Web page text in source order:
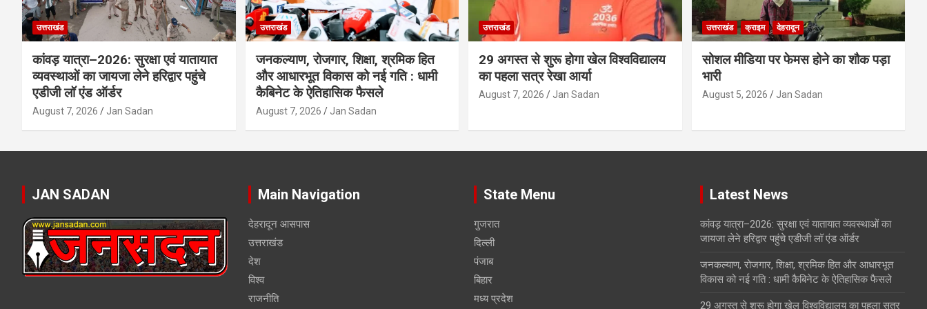
उत्तराखंड
कांवड़ यात्रा–2026: सुरक्षा एवं यातायात
व्यवस्थाओं का जायजा लेने हरिद्वार पहुंचे
एडीजी लॉ एंड ऑर्डर
August 7, 2026 Jan Sadan
उत्तराखंड
जनकल्याण, रोजगार, शिक्षा, श्रमिक हित
और आधारभूत विकास को नई गति : धामी
कैबिनेट के ऐतिहासिक फैसले
August 7, 2026 Jan Sadan
उत्तराखंड
29 अगस्त से शुरू होगा खेल विश्वविद्यालय
का पहला सत्र रेखा आर्या
August 7, 2026 Jan Sadan
उत्तराखंड क्राइम देहरादून
सोशल मीडिया पर फेमस होने का शौक पड़ा
भारी
August 5, 2026 Jan Sadan
JAN SADAN Main Navigation
देहरादून आसपास
उत्तराखंड
देश
विश्व
राजनीति
State Menu
गुजरात
दिल्ली
पंजाब
बिहार
मध्य प्रदेश
Latest News
कांवड़ यात्रा–2026: सुरक्षा एवं यातायात व्यवस्थाओं का
जायजा लेने हरिद्वार पहुंचे एडीजी लॉ एंड ऑर्डर
जनकल्याण, रोजगार, शिक्षा, श्रमिक हित और आधारभूत
विकास को नई गति : धामी कैबिनेट के ऐतिहासिक फैसले
29 अगस्त से शुरू होगा खेल विश्वविद्यालय का पहला सत्र